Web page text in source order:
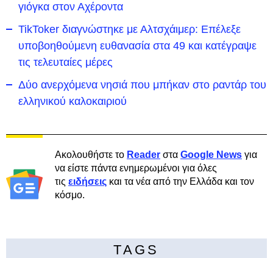
γιόγκα στον Αχέροντα
TikToker διαγνώστηκε με Αλτσχάιμερ: Επέλεξε
υποβοηθούμενη ευθανασία στα 49 και κατέγραψε
τις τελευταίες μέρες
Δύο ανερχόμενα νησιά που μπήκαν στο ραντάρ του
ελληνικού καλοκαιριού
Ακολουθήστε το Reader στα Google News για
να είστε πάντα ενημερωμένοι για όλες
τις ειδήσεις και τα νέα από την Ελλάδα και τον
κόσμο.
TAGS